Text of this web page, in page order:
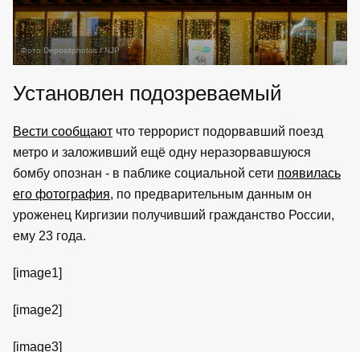
Фото Depositphotos / NJP
Установлен подозреваемый
Вести сообщают что террорист подорвавший поезд
метро и заложивший ещё одну неразорвавшуюся
бомбу опознан - в паблике социальной сети появилась
его фотография, по предварительным данным он
уроженец Киргизии получивший гражданство России,
ему 23 года.
[image1]
[image2]
[image3]